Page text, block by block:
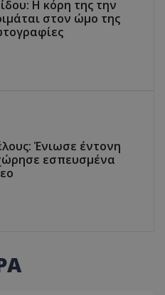
Η κόρη της την
στον ώμο της
Ένιωσε έντονη
εσπευσμένα